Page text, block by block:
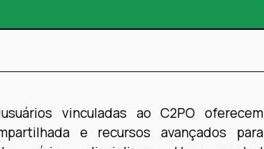
vinculadas ao C2PO oferecem
e recursos avançados para